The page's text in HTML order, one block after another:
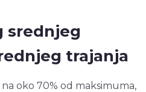
srednjeg
trajanja
oko 70% od maksimuma,